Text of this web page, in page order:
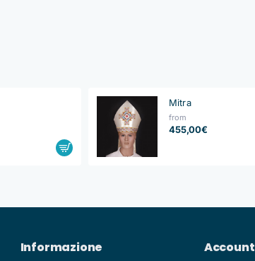
Mitra
from
455,00€
Informazione Account